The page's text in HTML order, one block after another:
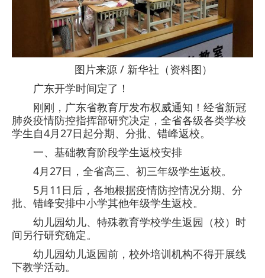
图片来源 / 新华社（资料图）
广东开学时间定了！
刚刚，广东省教育厅发布权威通知！经省新冠
肺炎疫情防控指挥部研究决定，全省各级各类学校
学生自4月27日起分期、分批、错峰返校。
一、基础教育阶段学生返校安排
4月27日，全省高三、初三年级学生返校。
5月11日后，各地根据疫情防控情况分期、分
批、错峰安排中小学其他年级学生返校。
幼儿园幼儿、特殊教育学校学生返园（校）时
间另行研究确定。
幼儿园幼儿返园前，校外培训机构不得开展线
下教学活动。